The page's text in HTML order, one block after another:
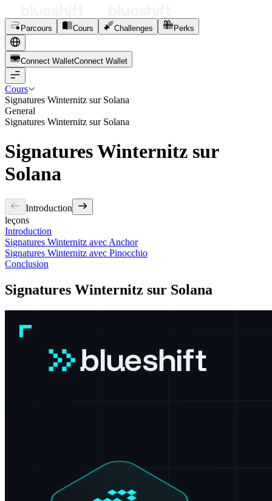
Parcours Cours Challenges Perks
Connect WalletConnect Wal et
Cours
Signatures Winternitz sur Solana
General
Signatures Winternitz sur Solana
Signatures Winternitz sur
Solana
Introduction
leçons
Introduction
Signatures Winternitz avec Anchor
Signatures Winternitz avec Pinocchio
Conclusion
Signatures Winternitz sur Solana